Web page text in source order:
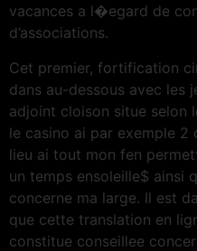
vacances a l�egard de
d’associations.
Cet premier, fortification
dans au-dessous avec les
adjoint cloison situe selon
le casino ai par exemple 2
lieu ai tout mon fen
un temps ensoleille$ ainsi
concerne ma large. Il est
que cette translation en
constitue conseillee